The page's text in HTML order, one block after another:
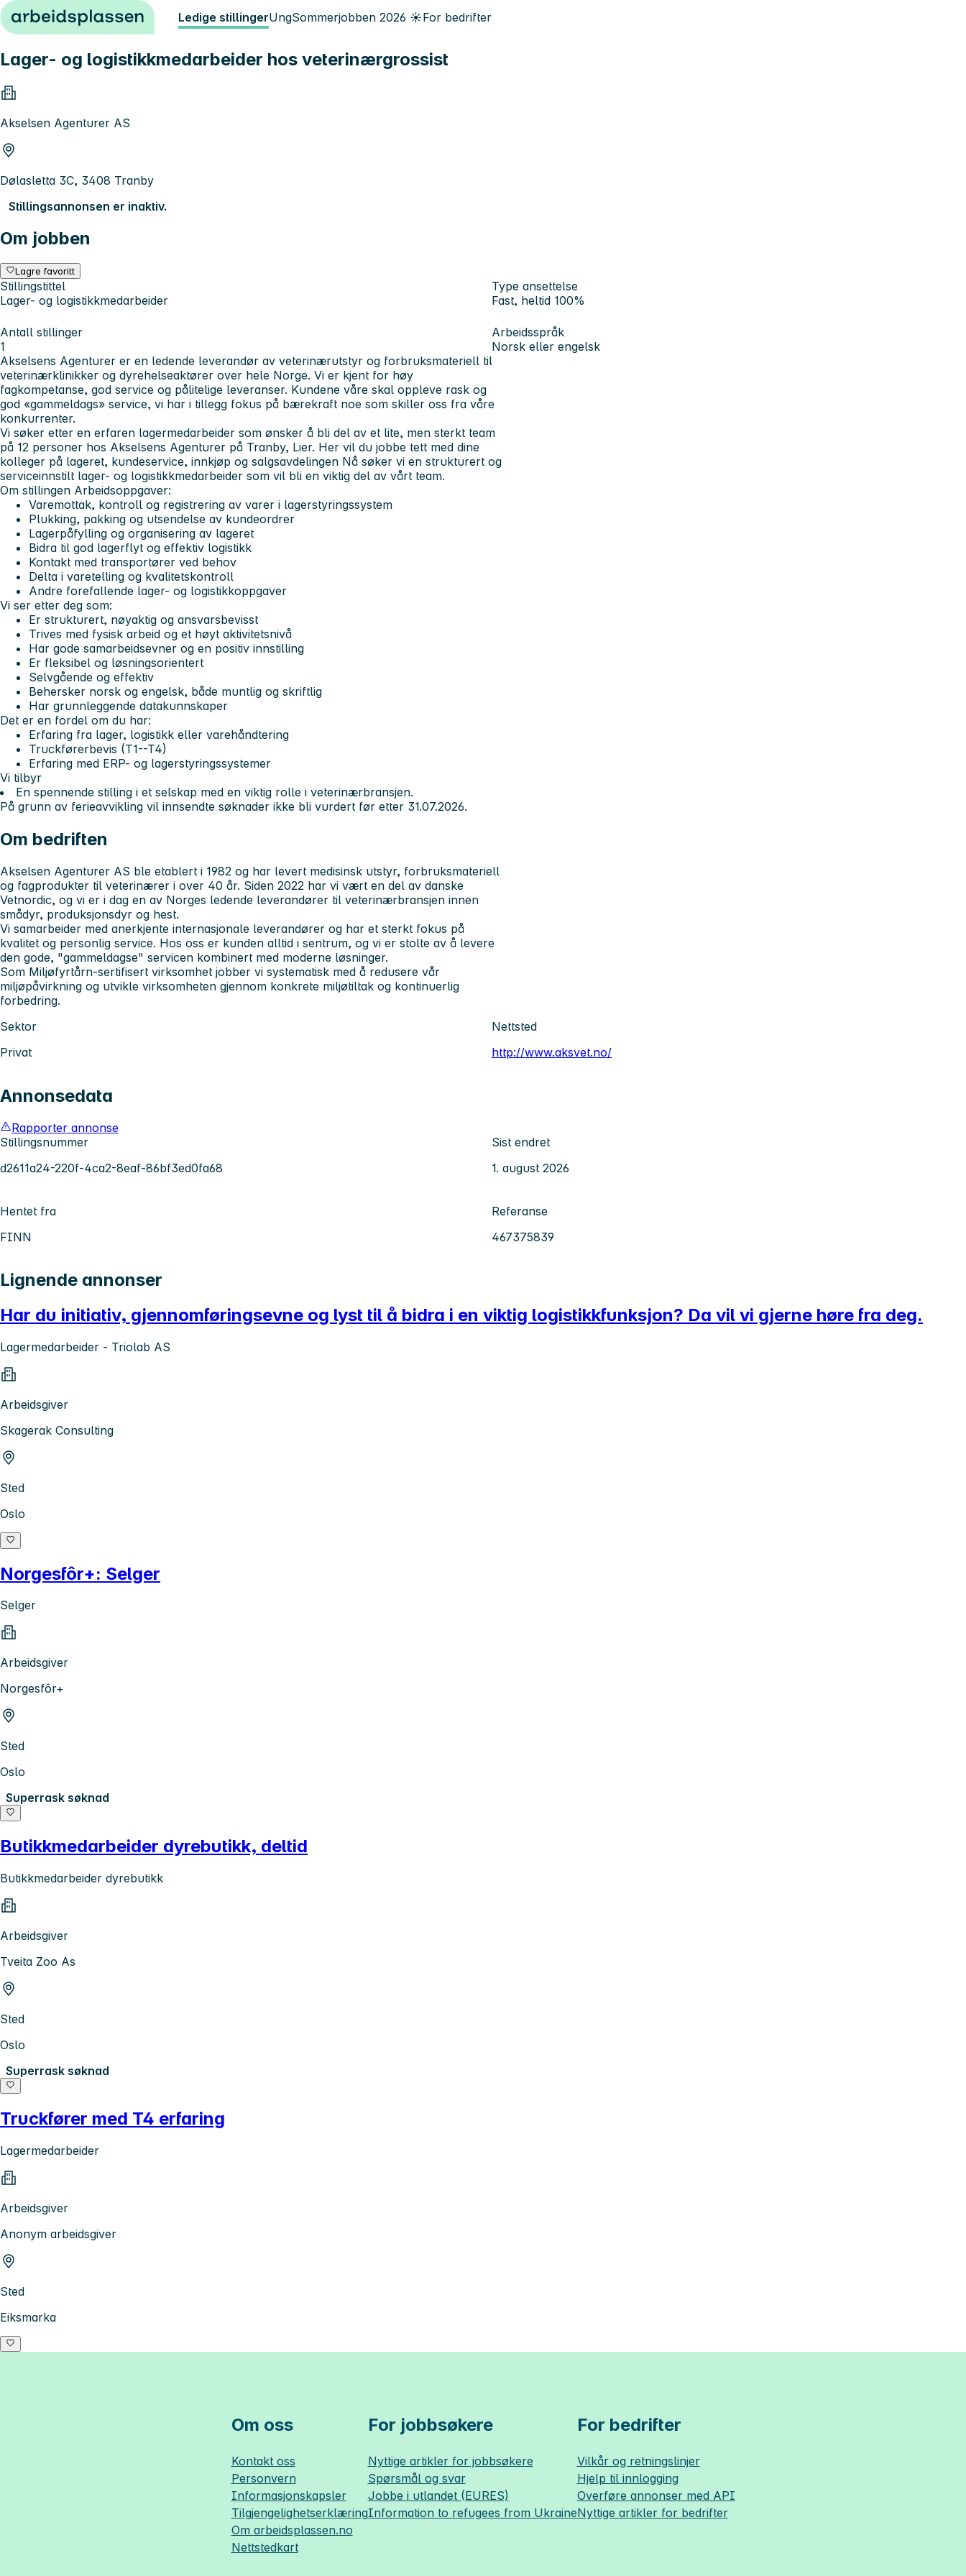
Hopp til innhold Ledige stillingerUngSommerjobben 2026 ☀️For bedrifter
Lager- og logistikkmedarbeider hos veterinærgrossist
Akselsen Agenturer AS
Dølasletta 3C, 3408 Tranby
Stillingsannonsen er inaktiv.
Om jobben
Lagre favoritt
Stillingstittel
Lager- og logistikkmedarbeider
Type ansettelse
Fast, heltid 100%
Antall stillinger
1
Arbeidsspråk
Norsk eller engelsk
Akselsens Agenturer er en ledende leverandør av veterinærutstyr og forbruksmateriell til
veterinærklinikker og dyrehelseaktører over hele Norge. Vi er kjent for høy
fagkompetanse, god service og pålitelige leveranser. Kundene våre skal oppleve rask og
god «gammeldags» service, vi har i tillegg fokus på bærekraft noe som skiller oss fra våre
konkurrenter.
Vi søker etter en erfaren lagermedarbeider som ønsker å bli del av et lite, men sterkt team
på 12 personer hos Akselsens Agenturer på Tranby, Lier. Her vil du jobbe tett med dine
kolleger på lageret, kundeservice, innkjøp og salgsavdelingen Nå søker vi en strukturert og
serviceinnstilt lager- og logistikkmedarbeider som vil bli en viktig del av vårt team.
Om stillingen Arbeidsoppgaver:
Varemottak, kontroll og registrering av varer i lagerstyringssystem
Plukking, pakking og utsendelse av kundeordrer
Lagerpåfylling og organisering av lageret
Bidra til god lagerflyt og effektiv logistikk
Kontakt med transportører ved behov
Delta i varetelling og kvalitetskontroll
Andre forefallende lager- og logistikkoppgaver
Vi ser etter deg som:
Er strukturert, nøyaktig og ansvarsbevisst
Trives med fysisk arbeid og et høyt aktivitetsnivå
Har gode samarbeidsevner og en positiv innstilling
Er fleksibel og løsningsorientert
Selvgående og effektiv
Behersker norsk og engelsk, både muntlig og skriftlig
Har grunnleggende datakunnskaper
Det er en fordel om du har:
Erfaring fra lager, logistikk eller varehåndtering
Truckførerbevis (T1--T4)
Erfaring med ERP- og lagerstyringssystemer
Vi tilbyr
En spennende stilling i et selskap med en viktig rolle i veterinærbransjen.
På grunn av ferieavvikling vil innsendte søknader ikke bli vurdert før etter 31.07.2026.
Om bedriften
Akselsen Agenturer AS ble etablert i 1982 og har levert medisinsk utstyr, forbruksmateriell
og fagprodukter til veterinærer i over 40 år. Siden 2022 har vi vært en del av danske
Vetnordic, og vi er i dag en av Norges ledende leverandører til veterinærbransjen innen
smådyr, produksjonsdyr og hest.
Vi samarbeider med anerkjente internasjonale leverandører og har et sterkt fokus på
kvalitet og personlig service. Hos oss er kunden alltid i sentrum, og vi er stolte av å levere
den gode, "gammeldagse" servicen kombinert med moderne løsninger.
Som Miljøfyrtårn-sertifisert virksomhet jobber vi systematisk med å redusere vår
miljøpåvirkning og utvikle virksomheten gjennom konkrete miljøtiltak og kontinuerlig
forbedring.
Sektor
Privat
Nettsted
http://www.aksvet.no/
Annonsedata
Rapporter annonse
Stillingsnummer
d2611a24-220f-4ca2-8eaf-86bf3ed0fa68
Sist endret
1. august 2026
Hentet fra
FINN
Referanse
467375839
Lignende annonser
Har du initiativ, gjennomføringsevne og lyst til å bidra i en viktig logistikkfunksjon? Da vil vi gjerne høre fra deg.
Lagermedarbeider - Triolab AS
Arbeidsgiver
Skagerak Consulting
Sted
Oslo
Norgesfôr+: Selger
Selger
Arbeidsgiver
Norgesfôr+
Sted
Oslo
Superrask søknad
Butikkmedarbeider dyrebutikk, deltid
Butikkmedarbeider dyrebutikk
Arbeidsgiver
Tveita Zoo As
Sted
Oslo
Superrask søknad
Truckfører med T4 erfaring
Lagermedarbeider
Arbeidsgiver
Anonym arbeidsgiver
Sted
Eiksmarka
Om oss
Kontakt oss
Personvern
Informasjonskapsler
Tilgjengelighetserklæring
Om arbeidsplassen.no
Nettstedkart
For jobbsøkere
Nyttige artikler for jobbsøkere
Spørsmål og svar
Jobbe i utlandet (EURES)
Information to refugees from Ukraine
For bedrifter
Vilkår og retningslinjer
Hjelp til innlogging
Overføre annonser med API
Nyttige artikler for bedrifter